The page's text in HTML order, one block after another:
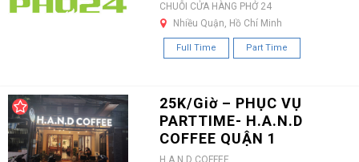
CHUỖI CỬA HÀNG PHỞ 24
Nhiều Quận, Hồ Chí Minh
Full Time Part Time
25K/Giờ – PHỤC VỤ
PARTTIME- H.A.N.D
COFFEE QUẬN 1
H.A.N.D COFFEE